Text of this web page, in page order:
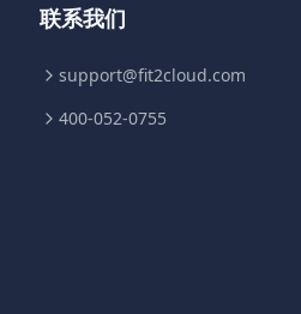
联系我们
support@fit2cloud.com
400-052-0755